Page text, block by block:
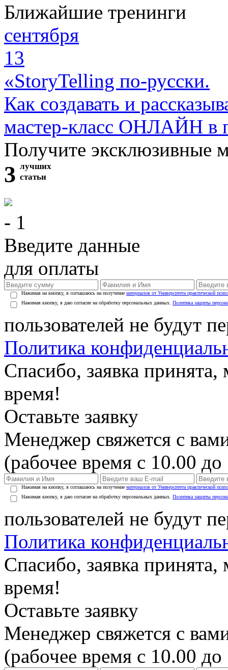
Ближайшие тренинги
сентября
13
«StoryTelling по-русски.
Как создавать и
мастер-класс ОНЛАЙН в
Получите эксклюзивные
3 лучших
статьи
- 1
Введите данные
для оплаты
Нажимая на кнопку, я соглашаюсь на получение материалов от Университета практической
Нажимая кнопку, я даю согласие на обработку персональных данных. Политика защиты
пользователей не будут
Политика
Спасибо, заявка
время!
Оставьте заявку
Менеджер свяжется с
(рабочее время с 10.00
Нажимая на кнопку, я соглашаюсь на получение материалов от Университета практической
Нажимая кнопку, я даю согласие на обработку персональных данных. Политика защиты
пользователей не будут
Политика
Спасибо, заявка
время!
Оставьте заявку
Менеджер свяжется с
(рабочее время с 10.00